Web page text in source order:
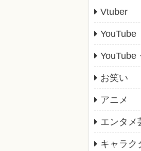
Vtuber
YouTube
YouTube
お笑い
アニメ
エンタメ
キャラク